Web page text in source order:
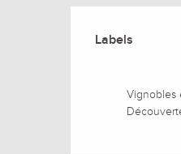
Offres
Labels
Labels
Vignobles